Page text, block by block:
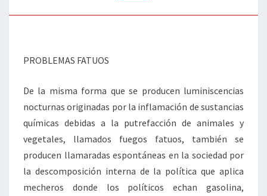
PROBLEMAS FATUOS
De la misma forma que se producen luminiscencias
nocturnas originadas por la inflamación de sustancias
químicas debidas a la putrefacción de animales y
vegetales, llamados fuegos fatuos, también se
producen llamaradas espontáneas en la sociedad por
la descomposición interna de la política que aplica
mecheros donde los políticos echan gasolina,